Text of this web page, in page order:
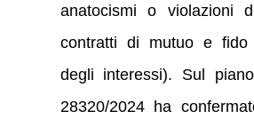
anatocismi o violazioni
contratti di mutuo e fido
degli interessi). Sul
28320/2024 ha